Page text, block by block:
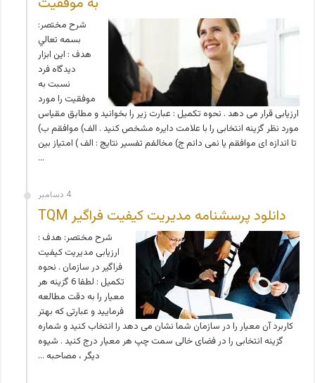
شرح مختصر:
بسمه تعالي
هدف : اين ابزار
ديدگاه فرد
نسبت به
موفقيت را مورد
ارزيابی قرار می دهد . نحوه تکميل : عبارت زير را بخوانيد و مطابق مقياس
مورد نظر گزينه انتخابی را با علامت دايره مشخص کنيد . الف) موافقم ب)
تا اندازه ای موافقم يا نمی دانم ج) مخالفم تفسير نتايج : الف ) امتياز بين
…
4 دسامبر
دانلود پرسشنامه مديريت کيفيت فراگير TQM
شرح مختصر: هدف :
ارزيابی مديريت کيفيت
فراگير در سازمان . نحوه
تکميل : لطفا 6 گزينه هر
معيار را به دقت مطالعه
فرماييد و عبارتی که بهتر
کاربرد آن معيار را در سازمان شما نشان می دهد را انتخاب کنيد و شماره
گزينه انتخابی را در فضای خالی سمت چپ هر معيار درج کنيد . شيوه
ديگر ، مصاحبه …